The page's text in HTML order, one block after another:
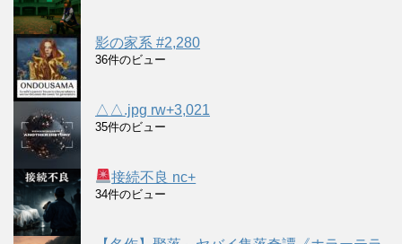
影の家系 #2,280
36件のビュー
△△.jpg rw+3,021
35件のビュー
接続不良 nc+
34件のビュー